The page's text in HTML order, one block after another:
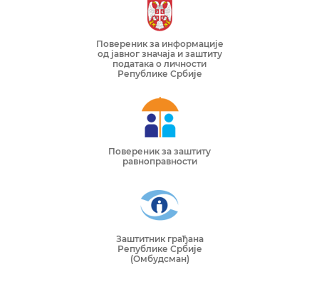
Повереник за информације
од јавног значаја и заштиту
података о личности
Републике Србије
Повереник за заштиту
равноправности
Заштитник грађана
Републике Србије
(Омбудсман)